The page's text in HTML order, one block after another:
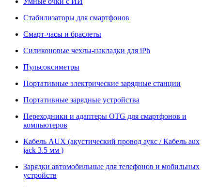
Стабилизаторы для смартфонов
Смарт-часы и браслеты
Силиконовые чехлы-накладки для iPh
Пульсоксиметры
Портативные электрические зарядные станции
Портативные зарядные устройства
Переходники и адаптеры OTG для смартфонов и
компьютеров
Кабель AUX (акустический провод аукс / Кабель aux
jack 3.5 мм )
Зарядки автомобильные для телефонов и мобильных
устройств